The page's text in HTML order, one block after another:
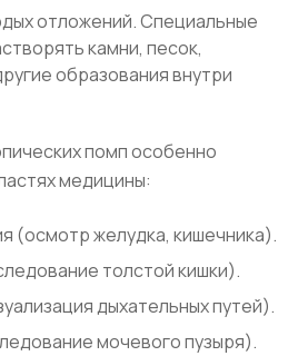
отложений. Специальные
камни, песок,
образования внутри
помп особенно
медицины:
(осмотр желудка, кишечника).
толстой кишки).
дыхательных путей).
мочевого пузыря).